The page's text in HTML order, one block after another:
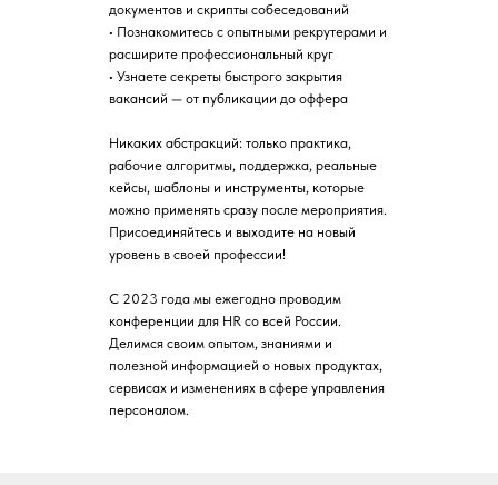
документов и скрипты собеседований
• Познакомитесь с опытными рекрутерами и
расширите профессиональный круг
• Узнаете секреты быстрого закрытия
вакансий — от публикации до оффера
Никаких абстракций: только практика,
рабочие алгоритмы, поддержка, реальные
кейсы, шаблоны и инструменты, которые
можно применять сразу после мероприятия.
Присоединяйтесь и выходите на новый
уровень в своей профессии!
С 2023 года мы ежегодно проводим
конференции для HR со всей России.
Делимся своим опытом, знаниями и
полезной информацией о новых продуктах,
сервисах и изменениях в сфере управления
персоналом.